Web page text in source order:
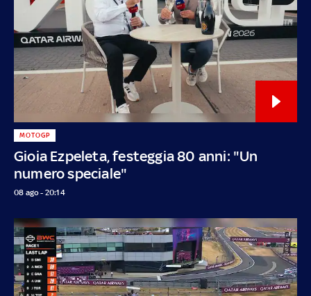
Gioia Ezpeleta, festeggia 80 anni: "Un
numero speciale"
MOTOGP
08 ago - 20:14